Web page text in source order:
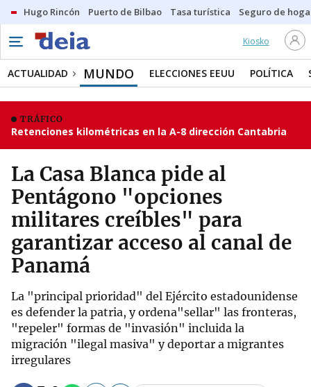
Hugo Rincón Puerto de Bilbao Tasa turística Seguro de
Kiosko
ACTUALIDAD MUNDO ELECCIONES EEUU POLÍTICA
TRÁFICO
Retenciones kilométricas en la A-8 dirección Cantabria
La Casa Blanca pide al
Pentágono "opciones
militares creíbles" para
garantizar acceso al canal de
Panamá
La "principal prioridad" del Ejército estadounidense
es defender la patria, y ordena"sellar" las fronteras,
"repeler" formas de "invasión" incluida la
migración "ilegal masiva" y deportar a migrantes
irregulares